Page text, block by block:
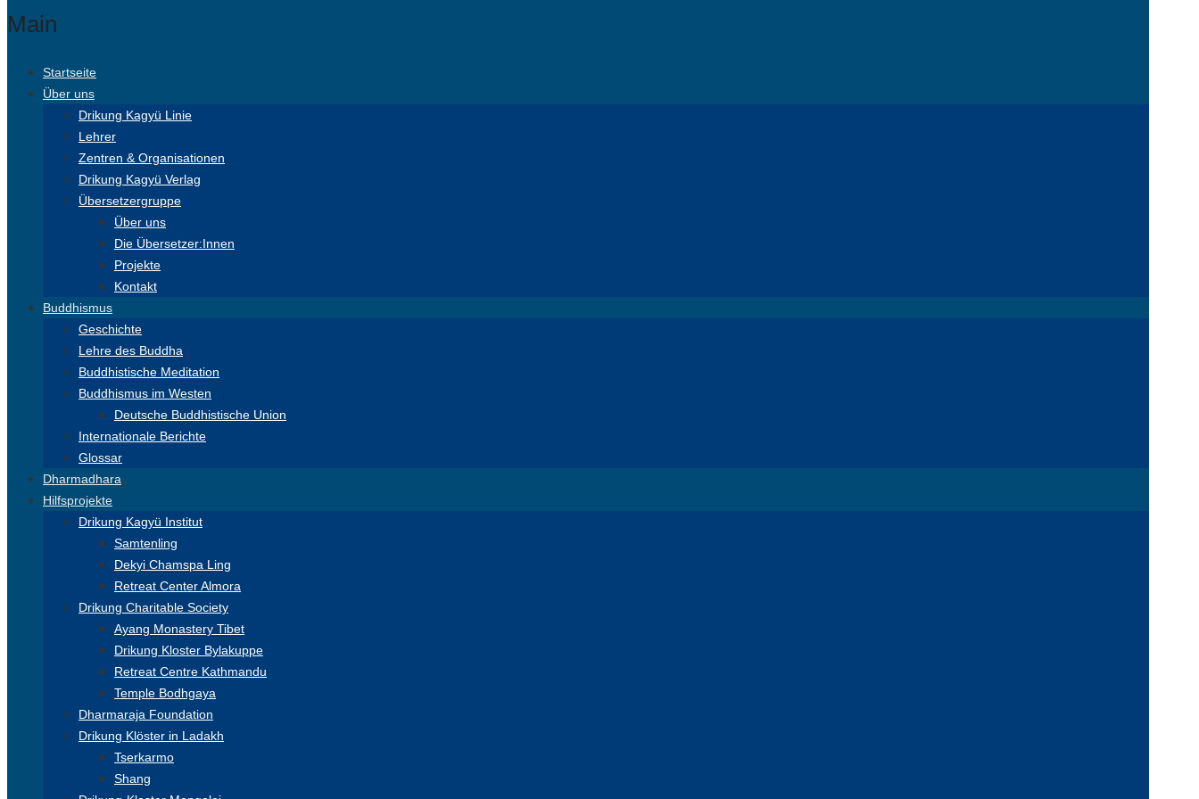
Main
Startseite
Über uns
Drikung Kagyü Linie
Lehrer
Zentren & Organisationen
Drikung Kagyü Verlag
Übersetzergruppe
Über uns
Die Übersetzer:Innen
Projekte
Kontakt
Buddhismus
Geschichte
Lehre des Buddha
Buddhistische Meditation
Buddhismus im Westen
Deutsche Buddhistische Union
Internationale Berichte
Glossar
Dharmadhara
Hilfsprojekte
Drikung Kagyü Institut
Samtenling
Dekyi Chamspa Ling
Retreat Center Almora
Drikung Charitable Society
Ayang Monastery Tibet
Drikung Kloster Bylakuppe
Retreat Centre Kathmandu
Temple Bodhgaya
Dharmaraja Foundation
Drikung Klöster in Ladakh
Tserkarmo
Shang